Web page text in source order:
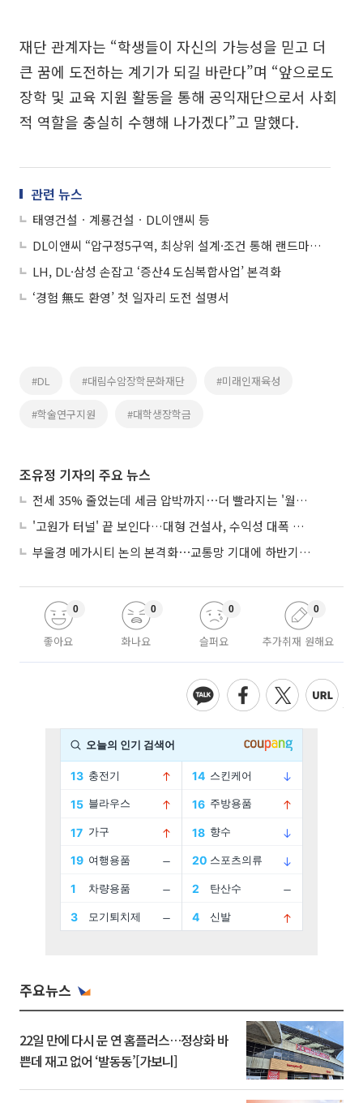
재단 관계자는 “학생들이 자신의 가능성을 믿고 더
큰 꿈에 도전하는 계기가 되길 바란다”며 “앞으로도
장학 및 교육 지원 활동을 통해 공익재단으로서 사회
적 역할을 충실히 수행해 나가겠다”고 말했다.
관련 뉴스
태영건설ㆍ계룡건설ㆍDL이앤씨 등
DL이앤씨 “압구정5구역, 최상위 설계·조건 통해 랜드마크로”
LH, DL·삼성 손잡고 ‘증산4 도심복합사업’ 본격화
‘경험 無도 환영’ 첫 일자리 도전 설명서
#DL #대림수암장학문화재단 #미래인재육성
#학술연구지원 #대학생장학금
조유정 기자의 주요 뉴스
전세 35% 줄었는데 세금 압박까지⋯더 빨라지는 '월세화'
'고원가 터널' 끝 보인다…대형 건설사, 수익성 대폭 개선
부울경 메가시티 논의 본격화⋯교통망 기대에 하반기 분양시장 '주목'
좋아요
0
화나요
0
슬퍼요
0
추가취재 원해요
0
주요뉴스
22일 만에 다시 문 연 홈플러스…정상화 바
쁜데 재고 없어 ‘발동동’[가보니]